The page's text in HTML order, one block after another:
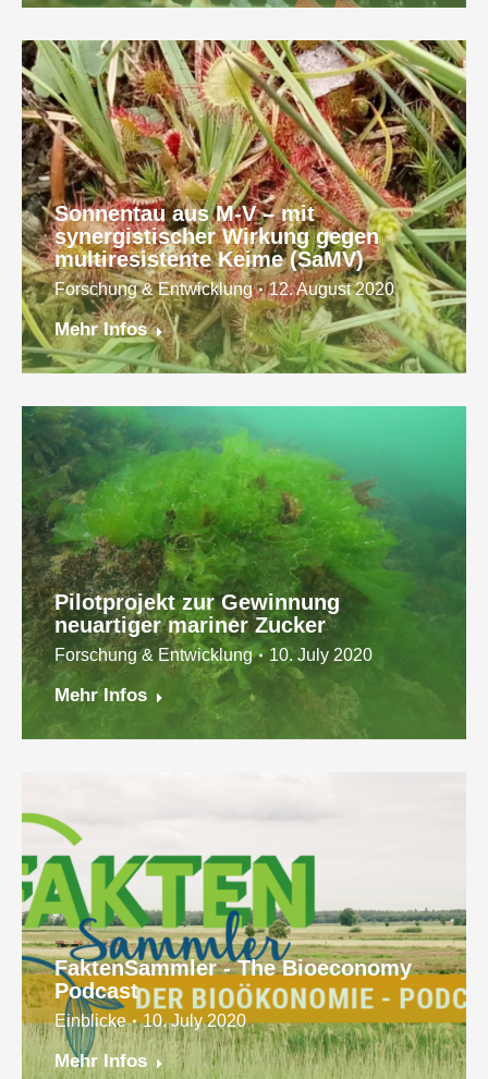
Sonnentau aus M-V – mit
synergistischer Wirkung gegen
multiresistente Keime (SaMV)
Forschung & Entwicklung 12. August 2020
Mehr Infos
Pilotprojekt zur Gewinnung
neuartiger mariner Zucker
Forschung & Entwicklung 10. July 2020
Mehr Infos
FaktenSammler - The Bioeconomy
Podcast
Einblicke 10. July 2020
Mehr Infos